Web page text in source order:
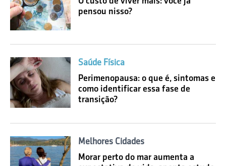
pensou nisso?
Saúde Física
Perimenopausa: o que é, sintomas e
como identificar essa fase de
transição?
Melhores Cidades
Morar perto do mar aumenta a